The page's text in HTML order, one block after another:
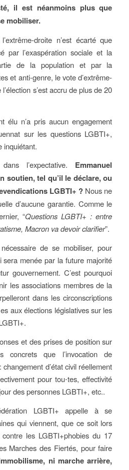
il est néanmoins plus que
mobiliser.
droite n’est écarté que
par l’exaspération sociale et la
de la population et par la
et anti-genre, le vote d’extrême-
s’est accru de plus de 20
élu n’a pris aucun engagement
sur les questions LGBTI+,
inquiétant.
l’expectative. Emmanuel
soutien, tel qu’il le déclare, ou
LGBTI+ ? Nous ne
d’aucune garantie. Comme le
“Questions LGBTI+ : entre
Macron va devoir clarifier”.
de se mobiliser, pour
sera menée par la future majorité
gouvernement. C’est pourquoi
les associations membres de la
dans les circonscriptions
aux élections législatives sur les
et des prises de position sur
concrets que l’invocation de
d’état civil réellement
pour tou⋅tes, effectivité
des personnes LGBTI+, etc..
LGBTI+ appelle à se
qui viennent, que ce soit lors
les LGBTI+phobies du 17
Marches des Fiertés, pour faire
ni marche arrière,